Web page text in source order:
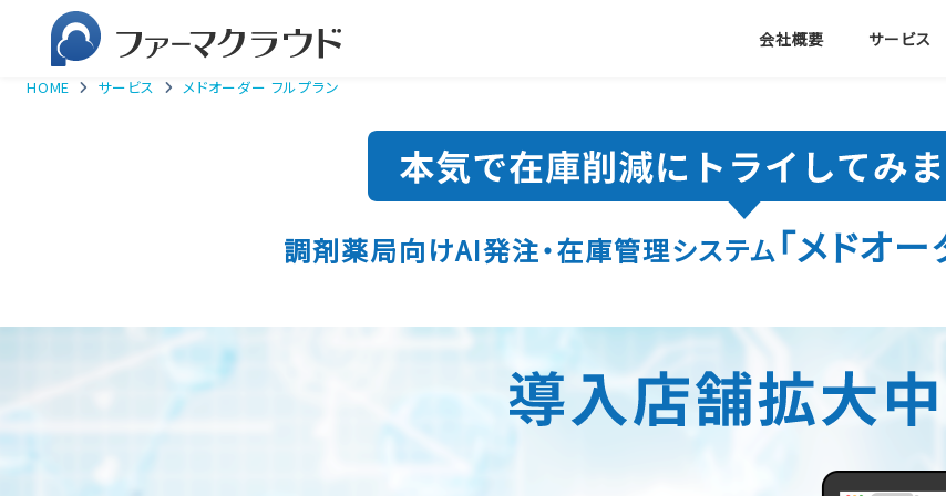
会社概要 サービス
HOME サービス メドオーダー フルプラン
調剤薬局向けAI発注・在庫管理システム 「メドオ